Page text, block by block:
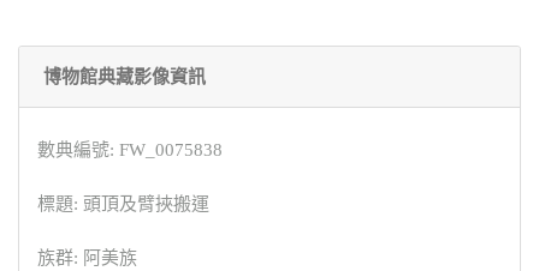
博物館典藏影像資訊
數典編號: FW_0075838
標題: 頭頂及臂挾搬運
族群: 阿美族